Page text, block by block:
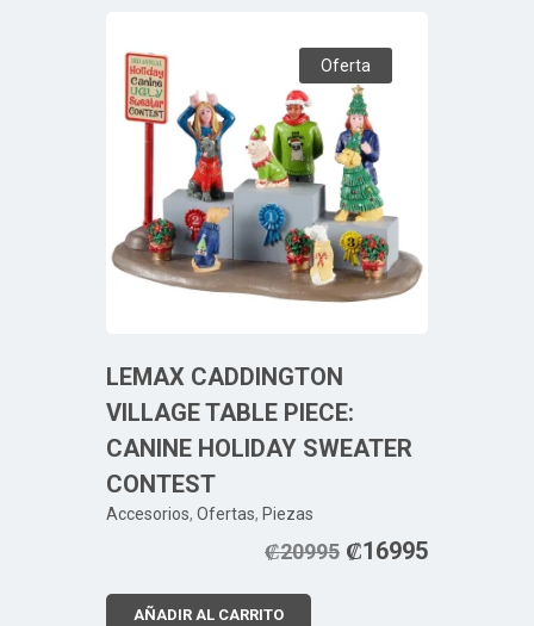
Oferta
LEMAX CADDINGTON
VILLAGE TABLE PIECE:
CANINE HOLIDAY SWEATER
CONTEST
Accesorios, Ofertas, Piezas
₡20995 ₡16995
AÑADIR AL CARRITO